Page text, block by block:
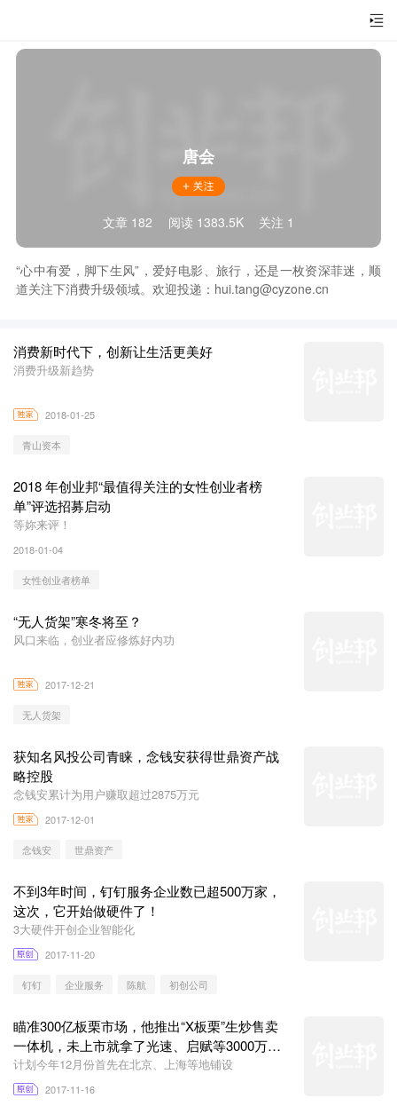
唐会
文章 182 阅读 1383.5K 关注 1
“心中有爱，脚下生风”，爱好电影、旅行，还是一枚资深菲迷，顺
道关注下消费升级领域。欢迎投递：hui.tang@cyzone.cn
消费新时代下，创新让生活更美好
消费升级新趋势
2018-01-25
青山资本
2018 年创业邦“最值得关注的女性创业者榜
单”评选招募启动
等妳来评！
2018-01-04
女性创业者榜单
“无人货架”寒冬将至？
风口来临，创业者应修炼好内功
2017-12-21
无人货架
获知名风投公司青睐，念钱安获得世鼎资产战
略控股
念钱安累计为用户赚取超过2875万元
2017-12-01
念钱安 世鼎资产
不到3年时间，钉钉服务企业数已超500万家，
这次，它开始做硬件了！
3大硬件开创企业智能化
2017-11-20
钉钉 企业服务 陈航 初创公司
瞄准300亿板栗市场，他推出“X板栗”生炒售卖
一体机，未上市就拿了光速、启赋等3000万天
使轮融资
计划今年12月份首先在北京、上海等地铺设
2017-11-16